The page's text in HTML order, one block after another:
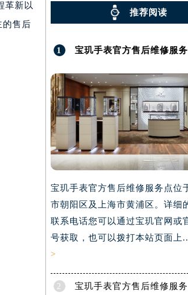
革新以
的售后
推荐阅读
1
宝玑手表官方售后维修服务点位
市朝阳区及上海市黄浦区。详细
联系电话您可以通过宝玑官网或
号获取，也可以拨打本站页面上
>
2